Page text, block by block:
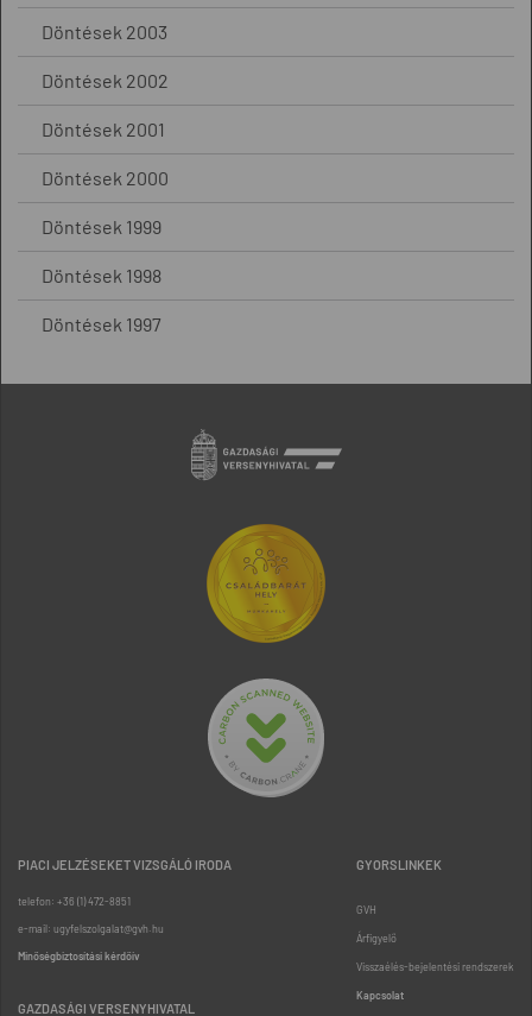
Döntések 2003
Döntések 2002
Döntések 2001
Döntések 2000
Döntések 1999
Döntések 1998
Döntések 1997
PIACI JELZÉSEKET VIZSGÁLÓ IRODA
telefon: +36 (1) 472-8851
e-mail: ugyfelszolgalat@gvh.hu
Minőségbiztosítási kérdőív
GAZDASÁGI VERSENYHIVATAL
GYORSLINKEK
GVH
Árfigyelő
Visszaélés-bejelentési rendszerek
Kapcsolat